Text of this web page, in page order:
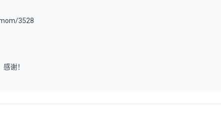
3528
谢！